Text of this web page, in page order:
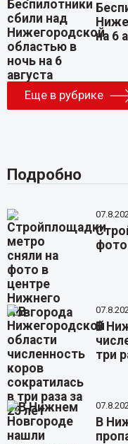
на 6
Еще в рубрике
Подробно
В
три
В